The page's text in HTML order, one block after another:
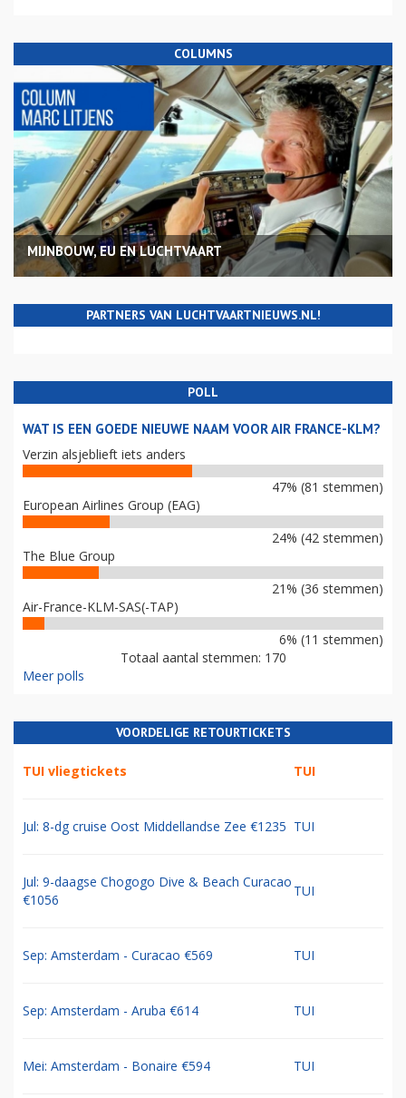
COLUMNS
MIJNBOUW, EU EN LUCHTVAART
PARTNERS VAN LUCHTVAARTNIEUWS.NL!
POLL
WAT IS EEN GOEDE NIEUWE NAAM VOOR AIR FRANCE-KLM?
Verzin alsjeblieft iets anders
47% (81 stemmen)
European Airlines Group (EAG)
24% (42 stemmen)
The Blue Group
21% (36 stemmen)
Air-France-KLM-SAS(-TAP)
6% (11 stemmen)
Totaal aantal stemmen: 170
Meer polls
VOORDELIGE RETOURTICKETS
TUI vliegtickets TUI
Jul: 8-dg cruise Oost Middellandse Zee €1235 TUI
Jul: 9-daagse Chogogo Dive & Beach Curacao
€1056
TUI
Sep: Amsterdam - Curacao €569 TUI
Sep: Amsterdam - Aruba €614 TUI
Mei: Amsterdam - Bonaire €594 TUI